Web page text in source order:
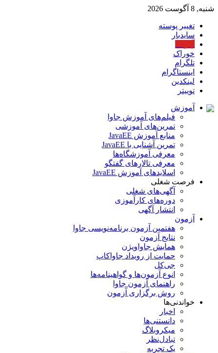
شنبه, 8 آگوست 2026
تغییر پوسته
سایدبار
خوراک
تلگرام
اینستاگرام
لینکدین
توییتر
آموزش
فیلم‌های آموزش جاوا
تمرین‌های آموزشی
منابع آموزش JavaEE
تمرین آشنایی با JavaEE
معرفی آموزشگاه‌ها
معرفی تالارهای گفتگو
اسلایدهای آموزش JavaEE
فرصت شغلی
آگهی‌های شغلی
دوره‌های کارآموزی
انتشار آگهی
آزمون
هفتمین آزمون برنامه‌نویسی جاوا
نتایج آزمون
همایش جاواویژن
حمایت از رویداد جاواکاپ
جی‌کل
انوع آزمون‌ها و گواهینامه‌ها
راهنمای آزمون جاوا
روش برگزاری آزمون
خواندنی‌ها
اخبار
دانستنی‌ها
میکروبلاگ
تبادل‌نظر
یک تجربه